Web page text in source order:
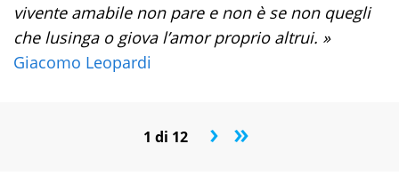
vivente amabile non pare e non è se non quegli
che lusinga o giova l’amor proprio altrui. »
Giacomo Leopardi
1 di 12 › »